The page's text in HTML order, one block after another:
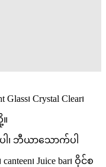
Glass၊ Crystal Clear၊
၊ ဘီယာသောက်ပါ
၊ Juice bar၊ ဝိုင်စ